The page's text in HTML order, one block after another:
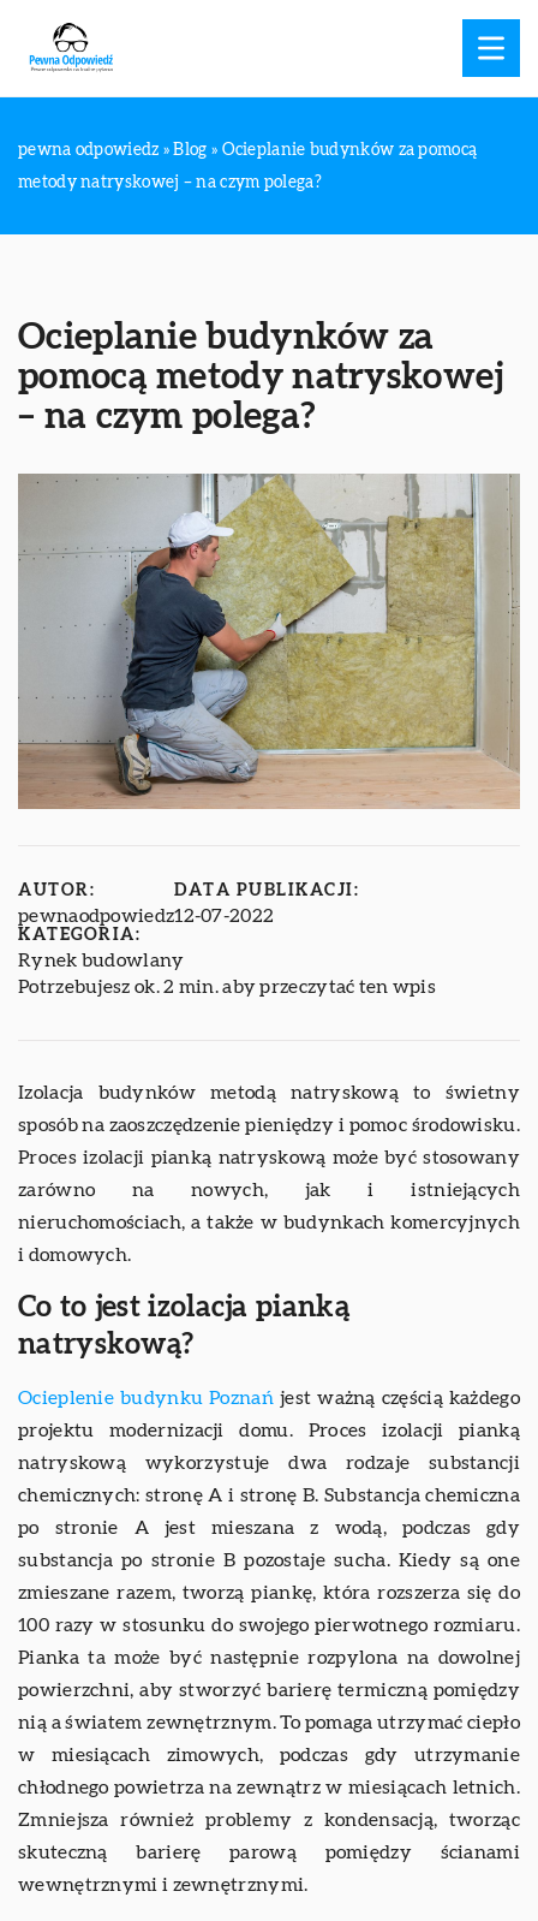
pewna odpowiedz »Blog » Ocieplanie budynków za pomocą
metody natryskowej – na czym polega?
Ocieplanie budynków za
pomocą metody natryskowej
– na czym polega?
AUTOR:
pewnaodpowiedz
DATA PUBLIKACJI:
12-07-2022
KATEGORIA:
Rynek budowlany
Potrzebujesz ok. 2 min. aby przeczytać ten wpis
Izolacja budynków metodą natryskową to świetny
sposób na zaoszczędzenie pieniędzy i pomoc środowisku.
Proces izolacji pianką natryskową może być stosowany
zarówno na nowych, jak i istniejących
nieruchomościach, a także w budynkach komercyjnych
i domowych.
Co to jest izolacja pianką
natryskową?
Ocieplenie budynku Poznań jest ważną częścią każdego
projektu modernizacji domu. Proces izolacji pianką
natryskową wykorzystuje dwa rodzaje substancji
chemicznych: stronę A i stronę B. Substancja chemiczna
po stronie A jest mieszana z wodą, podczas gdy
substancja po stronie B pozostaje sucha. Kiedy są one
zmieszane razem, tworzą piankę, która rozszerza się do
100 razy w stosunku do swojego pierwotnego rozmiaru.
Pianka ta może być następnie rozpylona na dowolnej
powierzchni, aby stworzyć barierę termiczną pomiędzy
nią a światem zewnętrznym. To pomaga utrzymać ciepło
w miesiącach zimowych, podczas gdy utrzymanie
chłodnego powietrza na zewnątrz w miesiącach letnich.
Zmniejsza również problemy z kondensacją, tworząc
skuteczną barierę parową pomiędzy ścianami
wewnętrznymi i zewnętrznymi.